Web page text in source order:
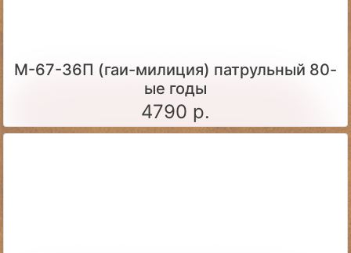
М-67-36П (гаи-милиция) патрульный 80-
ые годы
4790 р.